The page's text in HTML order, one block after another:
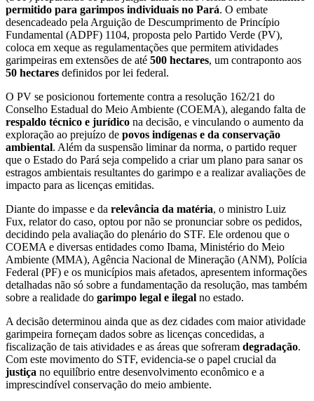
permitido para garimpos individuais no Pará. O embate
desencadeado pela Arguição de Descumprimento de Princípio
Fundamental (ADPF) 1104, proposta pelo Partido Verde (PV),
coloca em xeque as regulamentações que permitem atividades
garimpeiras em extensões de até 500 hectares, um contraponto aos
50 hectares definidos por lei federal.
O PV se posicionou fortemente contra a resolução 162/21 do
Conselho Estadual do Meio Ambiente (COEMA), alegando falta de
respaldo técnico e jurídico na decisão, e vinculando o aumento da
exploração ao prejuízo de povos indígenas e da conservação
ambiental. Além da suspensão liminar da norma, o partido requer
que o Estado do Pará seja compelido a criar um plano para sanar os
estragos ambientais resultantes do garimpo e a realizar avaliações de
impacto para as licenças emitidas.
Diante do impasse e da relevância da matéria, o ministro Luiz
Fux, relator do caso, optou por não se pronunciar sobre os pedidos,
decidindo pela avaliação do plenário do STF. Ele ordenou que o
COEMA e diversas entidades como Ibama, Ministério do Meio
Ambiente (MMA), Agência Nacional de Mineração (ANM), Polícia
Federal (PF) e os municípios mais afetados, apresentem informações
detalhadas não só sobre a fundamentação da resolução, mas também
sobre a realidade do garimpo legal e ilegal no estado.
A decisão determinou ainda que as dez cidades com maior atividade
garimpeira forneçam dados sobre as licenças concedidas, a
fiscalização de tais atividades e as áreas que sofreram degradação.
Com este movimento do STF, evidencia-se o papel crucial da
justiça no equilíbrio entre desenvolvimento econômico e a
imprescindível conservação do meio ambiente.